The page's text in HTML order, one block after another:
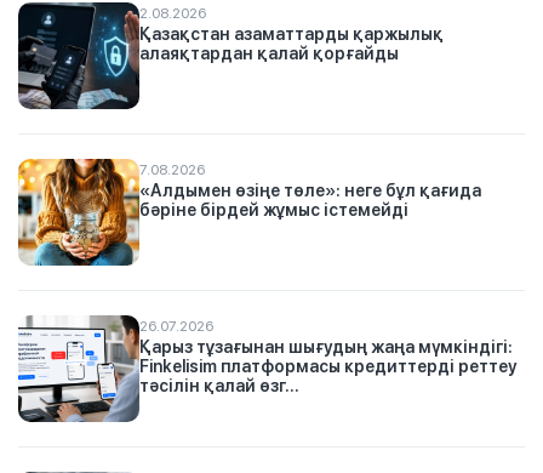
2.08.2026
Қазақстан азаматтарды қаржылық
алаяқтардан қалай қорғайды
7.08.2026
«Алдымен өзіңе төле»: неге бұл қағида
бәріне бірдей жұмыс істемейді
26.07.2026
Қарыз тұзағынан шығудың жаңа мүмкіндігі:
Finkelisim платформасы кредиттерді реттеу
тәсілін қалай өзг...